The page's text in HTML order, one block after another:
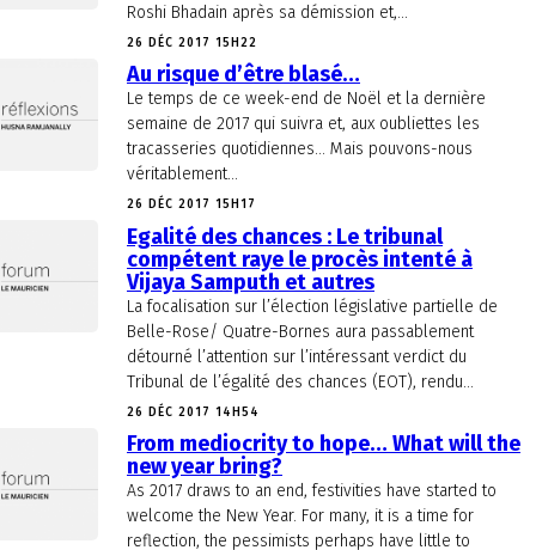
Roshi Bhadain après sa démission et,...
26 DÉC 2017 15H22
Au risque d’être blasé…
Le temps de ce week-end de Noël et la dernière
semaine de 2017 qui suivra et, aux oubliettes les
tracasseries quotidiennes… Mais pouvons-nous
véritablement...
26 DÉC 2017 15H17
Egalité des chances : Le tribunal
compétent raye le procès intenté à
Vijaya Samputh et autres
La focalisation sur l’élection législative partielle de
Belle-Rose/ Quatre-Bornes aura passablement
détourné l’attention sur l’intéressant verdict du
Tribunal de l’égalité des chances (EOT), rendu...
26 DÉC 2017 14H54
From mediocrity to hope… What will the
new year bring?
As 2017 draws to an end, festivities have started to
welcome the New Year. For many, it is a time for
reflection, the pessimists perhaps have little to